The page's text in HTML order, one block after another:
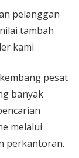
pelanggan
tambah
kami
pesat
banyak
melalui
perkantoran.